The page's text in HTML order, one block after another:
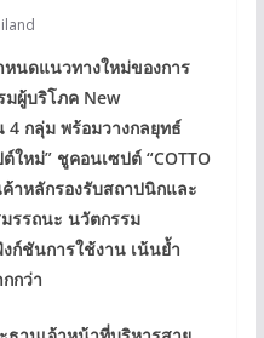
หนดแนวทางใหม่ของการ
ผู้บริโภค New
กลุ่ม พร้อมวางกลยุทธ์
หม่” ชูคอนเซปต์ “COTTO
ค้าหลักรองรับสถาปนิกและ
รรถนะ นวัตกรรม
ก์ชันการใช้งาน เน้นย้ำ
กว่า